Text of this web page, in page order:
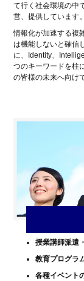
て行く社会環境の中
営、提供しています。
情報化が加速する複
は機能しないと確信
に、Identity、
つのキーワードを柱
の皆様の未来へ向け
授業講師派遣
教育プログラ
各種イベント